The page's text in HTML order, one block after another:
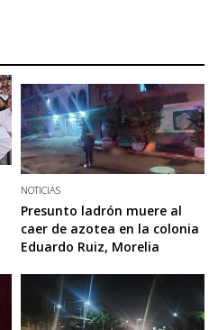
NOTICIAS
Presunto ladrón muere al
caer de azotea en la colonia
Eduardo Ruiz, Morelia